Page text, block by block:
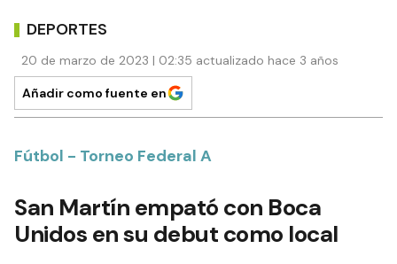
DEPORTES
20 de marzo de 2023 | 02:35 actualizado hace 3 años
Añadir como fuente en
Fútbol - Torneo Federal A
San Martín empató con Boca
Unidos en su debut como local